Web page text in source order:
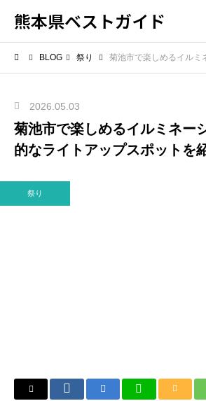
熊本県ベストガイド
BLOG 祭り 菊池市で楽しめるイルミネーションは？
2026.05.03
菊池市で楽しめるイルミネー
的なライトアップスポットを
祭り